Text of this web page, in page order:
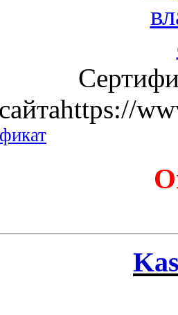
сайтаhttps://